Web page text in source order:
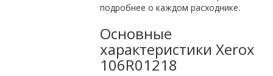
подробнее о каждом расходнике.
Основные
характеристики Xerox
106R01218